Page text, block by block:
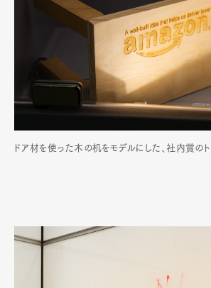
Official Columnist
Contact
Pen Meet
ドア材を使った木の机をモデルにした、社内賞のト